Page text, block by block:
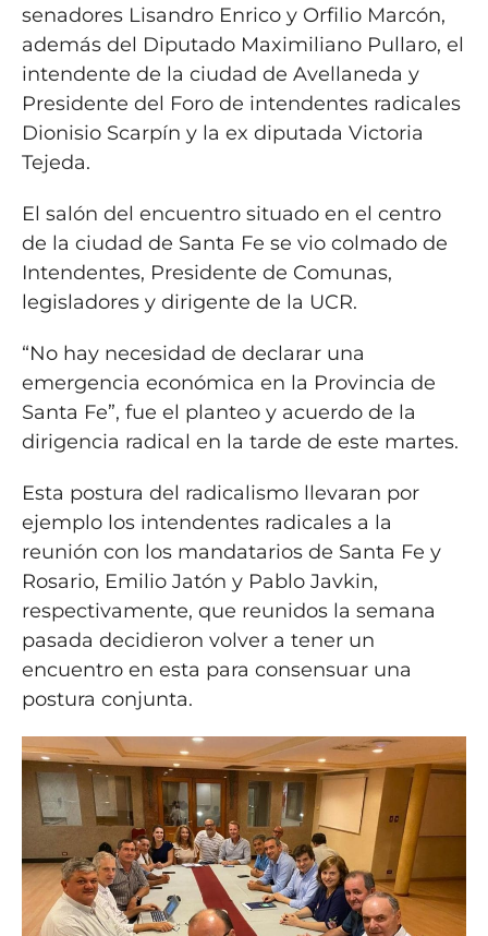
senadores Lisandro Enrico y Orfilio Marcón,
además del Diputado Maximiliano Pullaro, el
intendente de la ciudad de Avellaneda y
Presidente del Foro de intendentes radicales
Dionisio Scarpín y la ex diputada Victoria
Tejeda.
El salón del encuentro situado en el centro
de la ciudad de Santa Fe se vio colmado de
Intendentes, Presidente de Comunas,
legisladores y dirigente de la UCR.
“No hay necesidad de declarar una
emergencia económica en la Provincia de
Santa Fe”, fue el planteo y acuerdo de la
dirigencia radical en la tarde de este martes.
Esta postura del radicalismo llevaran por
ejemplo los intendentes radicales a la
reunión con los mandatarios de Santa Fe y
Rosario, Emilio Jatón y Pablo Javkin,
respectivamente, que reunidos la semana
pasada decidieron volver a tener un
encuentro en esta para consensuar una
postura conjunta.